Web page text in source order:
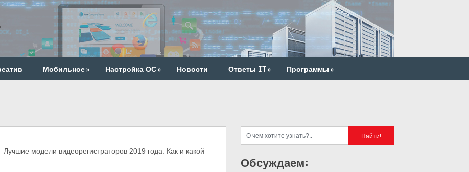
Мобильное» Настройка ОС» Новости Ответы IT» Программы»
модели видеорегистраторов 2019 года. Как и какой
Обсуждаем: